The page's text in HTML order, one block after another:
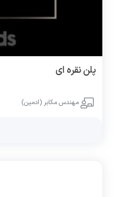
پلن نقره ای
مهندس مکابر (ادمین)